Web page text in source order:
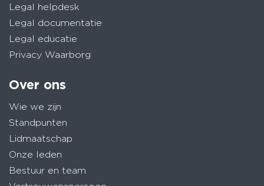
Legal helpdesk
Legal documentatie
Legal educatie
Privacy Waarborg
Over ons
Wie we zijn
Standpunten
Lidmaatschap
Onze leden
Bestuur en team